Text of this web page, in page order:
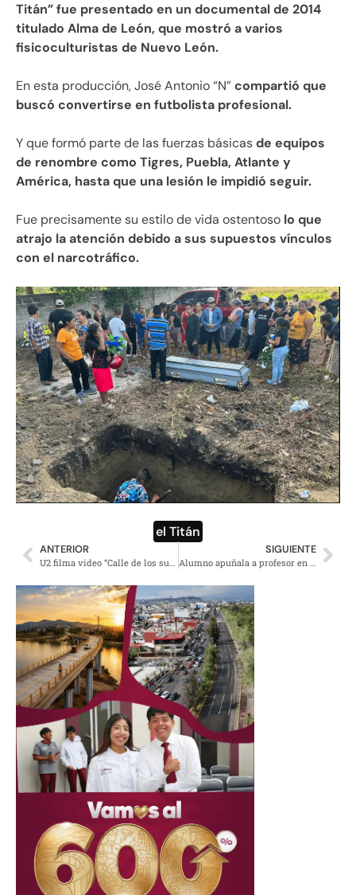
Titán” fue presentado en un documental de 2014
titulado Alma de León, que mostró a varios
fisicoculturistas de Nuevo León.
En esta producción, José Antonio “N” compartió que
buscó convertirse en futbolista profesional.
Y que formó parte de las fuerzas básicasde equipos
de renombre como Tigres, Puebla, Atlante y
América, hasta que una lesión le impidió seguir.
Fue precisamente su estilo de vida ostentoso lo que
atrajo la atención debido a sus supuestos vínculos
con el narcotráfico.
el Titán
ANTERIOR SIGUIENTE